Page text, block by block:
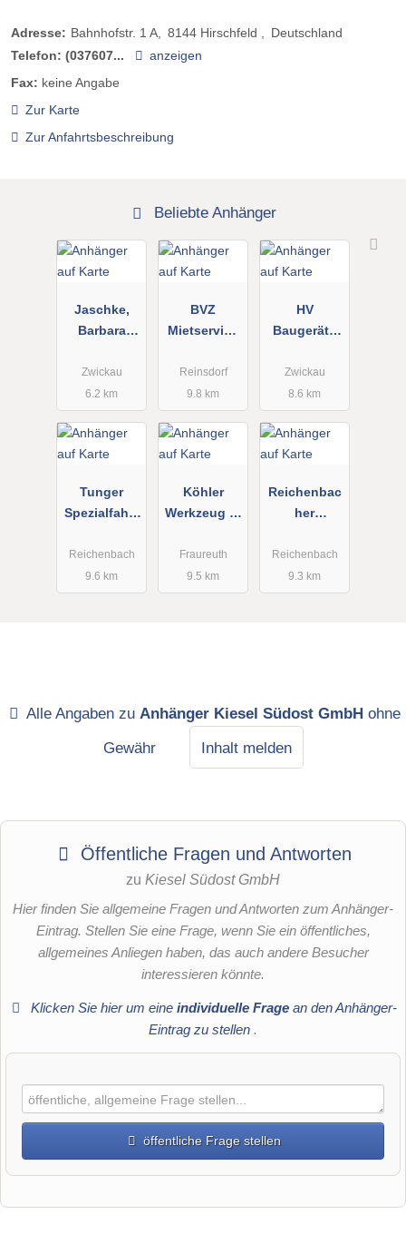
Adresse: Bahnhofstr. 1 A 8144 Hirschfeld
Deutschland
Telefon: (037607...
anzeigen
Fax: keine Angabe
Zur Karte
Zur Anfahrtsbeschreibung
Beliebte Anhänger
Jaschke,
Barbara
leih
Zwickau
6.2 km
BVZ
Mietservice
Co. OHG
Reinsdorf
9.8 km
HV
Baugeräte
Zwickau
8.6 km
Tunger
Spezialfahrz
Exklusiv
GmbH
Reichenbach
9.6 km
Köhler
Werkzeug u.
rleih
Fraureuth
9.5 km
Reichenbac
her
ntrum
Reichenbach
9.3 km
Alle Angaben zu Anhänger Kiesel Südost GmbH ohne
Gewähr
Inhalt melden
Öffentliche Fragen und Antworten
zu Kiesel Südost GmbH
Hier finden Sie allgemeine Fragen und Antworten zum Anhänger-
Eintrag. Stellen Sie eine Frage, wenn Sie ein öffentliches,
allgemeines Anliegen haben, das auch andere Besucher
interessieren könnte.
Klicken Sie hier um eine individuelle Fragean den Anhänger-
Eintrag zu stellen .
öffentliche Frage stellen